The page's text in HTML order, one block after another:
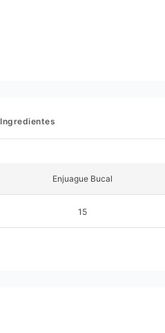
Ingredientes
Enjuague Bucal
15